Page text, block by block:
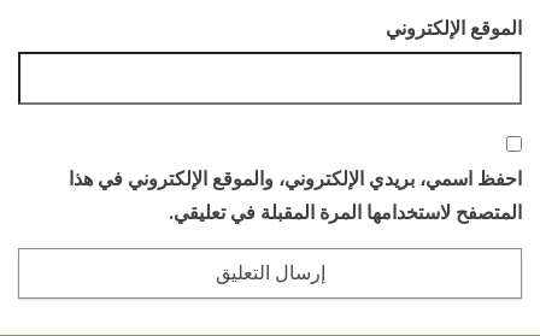
الموقع الإلكتروني
احفظ اسمي، بريدي الإلكتروني، والموقع الإلكتروني في هذا
المتصفح لاستخدامها المرة المقبلة في تعليقي.